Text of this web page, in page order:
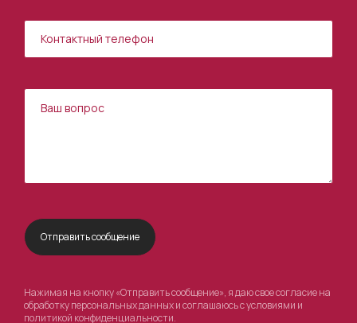
Нажимая на кнопку «Отправить сообщение», я даю свое согласие на
обработку персональных данных и соглашаюсь с условиями и
политикой конфиденциальности.